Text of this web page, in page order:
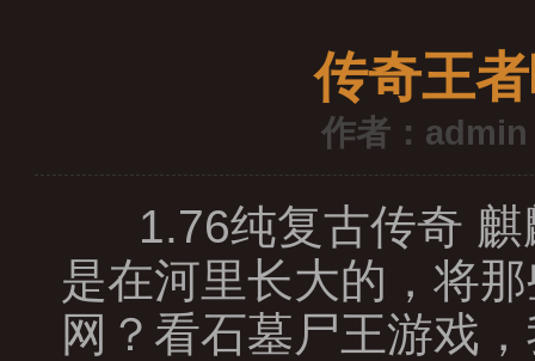
传奇王
作者：admin
1.76纯复古传奇 麒
是在河里长大的，将
网？看石墓尸王游戏